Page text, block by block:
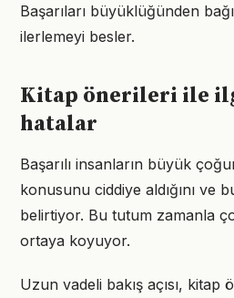
Başarıları büyüklüğünden
ilerlemeyi besler.
Kitap önerileri ile
hatalar
Başarılı insanların büyük
konusunu ciddiye aldığını ve
belirtiyor. Bu tutum zamanla
ortaya koyuyor.
Uzun vadeli bakış açısı, kitap